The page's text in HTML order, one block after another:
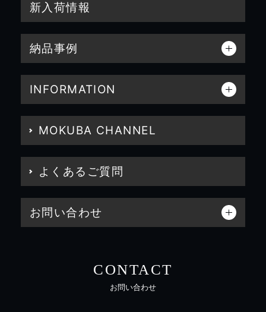
新入荷情報
納品事例
INFORMATION
MOKUBA CHANNEL
よくあるご質問
お問い合わせ
CONTACT
お問い合わせ